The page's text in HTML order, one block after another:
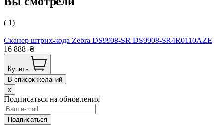
( 1)
Сканер штрих-кода Zebra DS9908-SR DS9908-SR4R0110AZE
16 888 ₴
Купить
В список желаний
x
Подписаться на обновления